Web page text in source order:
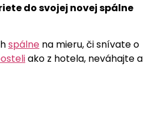
do svojej novej spálne
spálne na mieru, či snívate o
ako z hotela, neváhajte a